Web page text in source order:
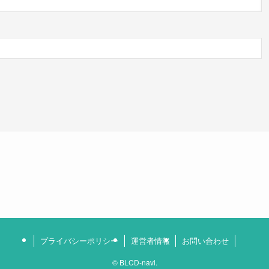
プライバシーポリシー 運営者情報 お問い合わせ
©BLCD-navi.